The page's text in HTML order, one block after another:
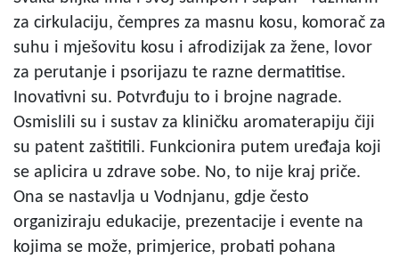
za cirkulaciju, čempres za masnu kosu, komorač za
suhu i mješovitu kosu i afrodizijak za žene, lovor
za perutanje i psorijazu te razne dermatitise.
Inovativni su. Potvrđuju to i brojne nagrade.
Osmislili su i sustav za kliničku aromaterapiju čiji
su patent zaštitili. Funkcionira putem uređaja koji
se aplicira u zdrave sobe. No, to nije kraj priče.
Ona se nastavlja u Vodnjanu, gdje često
organiziraju edukacije, prezentacije i evente na
kojima se može, primjerice, probati pohana